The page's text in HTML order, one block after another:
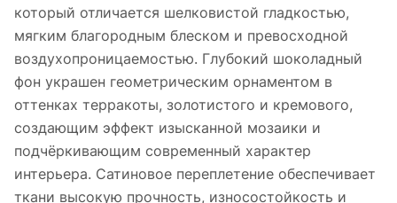
который отличается шелковистой гладкостью,
мягким благородным блеском и превосходной
воздухопроницаемостью. Глубокий шоколадный
фон украшен геометрическим орнаментом в
оттенках терракоты, золотистого и кремового,
создающим эффект изысканной мозаики и
подчёркивающим современный характер
интерьера. Сатиновое переплетение обеспечивает
ткани высокую прочность, износостойкость и